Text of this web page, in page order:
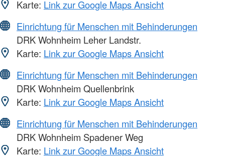
Karte: Link zur Google Maps Ansicht
Einrichtung für Menschen mit Behinderungen
DRK Wohnheim Leher Landstr.
Karte: Link zur Google Maps Ansicht
Einrichtung für Menschen mit Behinderungen
DRK Wohnheim Quellenbrink
Karte: Link zur Google Maps Ansicht
Einrichtung für Menschen mit Behinderungen
DRK Wohnheim Spadener Weg
Karte: Link zur Google Maps Ansicht